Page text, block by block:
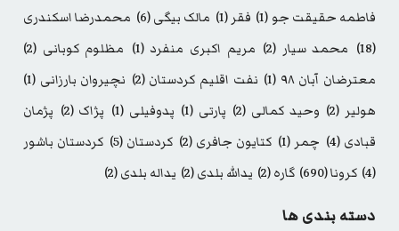
فاطمه حقیقت جو (1) فقر (1) مالک بیگی(6)
محمدرضا اسکندری
(18)
محمد سیار (2) مریم اکبری منفرد (1) مظلوم کوبانی (2)
معترضان آبان ۹۸
(1) نفت اقلیم کردستان (2) نچیروان بارزانی (1)
هولیر (2) وحید کمالی (2) پارتی (1) پدوفیلی (1) پژاک (2)
پژمان
قبادی (4) چمر (1) کتایون جافری (2) کردستان (5)
کردستان باشور
(4)
کرونا(690) گاره(2) یدالله بلدی(2) یداله بلدی(2)
دسته بندی ها